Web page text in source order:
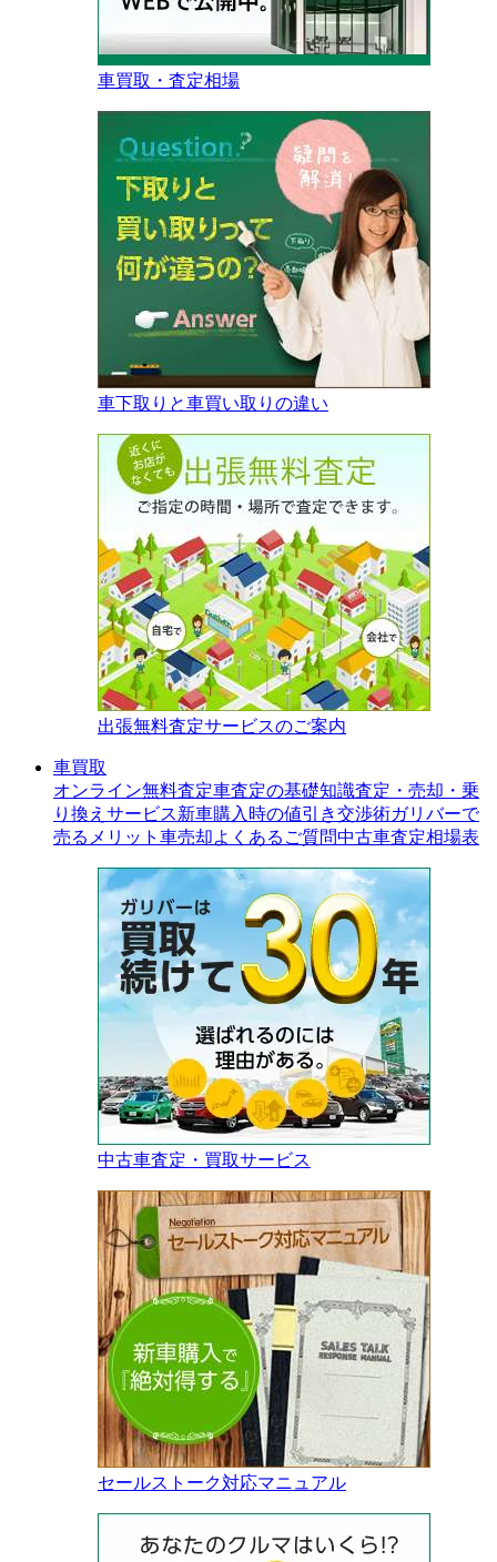
車買取・査定相場
車下取りと車買い取りの違い
出張無料査定サービスのご案内
車買取
オンライン無料査定車査定の基礎知識査定・売却・乗
り換えサービス新車購入時の値引き交渉術ガリバーで
売るメリット 車売却よくあるご質問中古車査定相場表
中古車査定・買取サービス
セールストーク対応マニュアル